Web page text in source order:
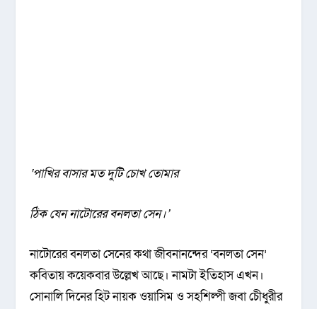
‘পাখির বাসার মত দুটি চোখ তোমার
ঠিক যেন নাটোরের বনলতা সেন।’
নাটোরের বনলতা সেনের কথা জীবনানন্দের ‘বনলতা সেন’
কবিতায় কয়েকবার উল্লেখ আছে। নামটা ইতিহাস এখন।
সোনালি দিনের হিট নায়ক ওয়াসিম ও সহশিল্পী জবা চেীধুরীর